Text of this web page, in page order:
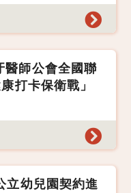
醫師公會全國聯
打卡保衛戰」
立幼兒園契約進